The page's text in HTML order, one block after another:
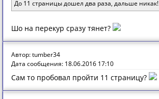
До 11 страницы дошел два раза, дальше никак!
Шо на перекур сразу тянет?
Автор: tumber34
Дата сообщения: 18.06.2016 17:10
Сам то пробовал пройти 11 страницу?